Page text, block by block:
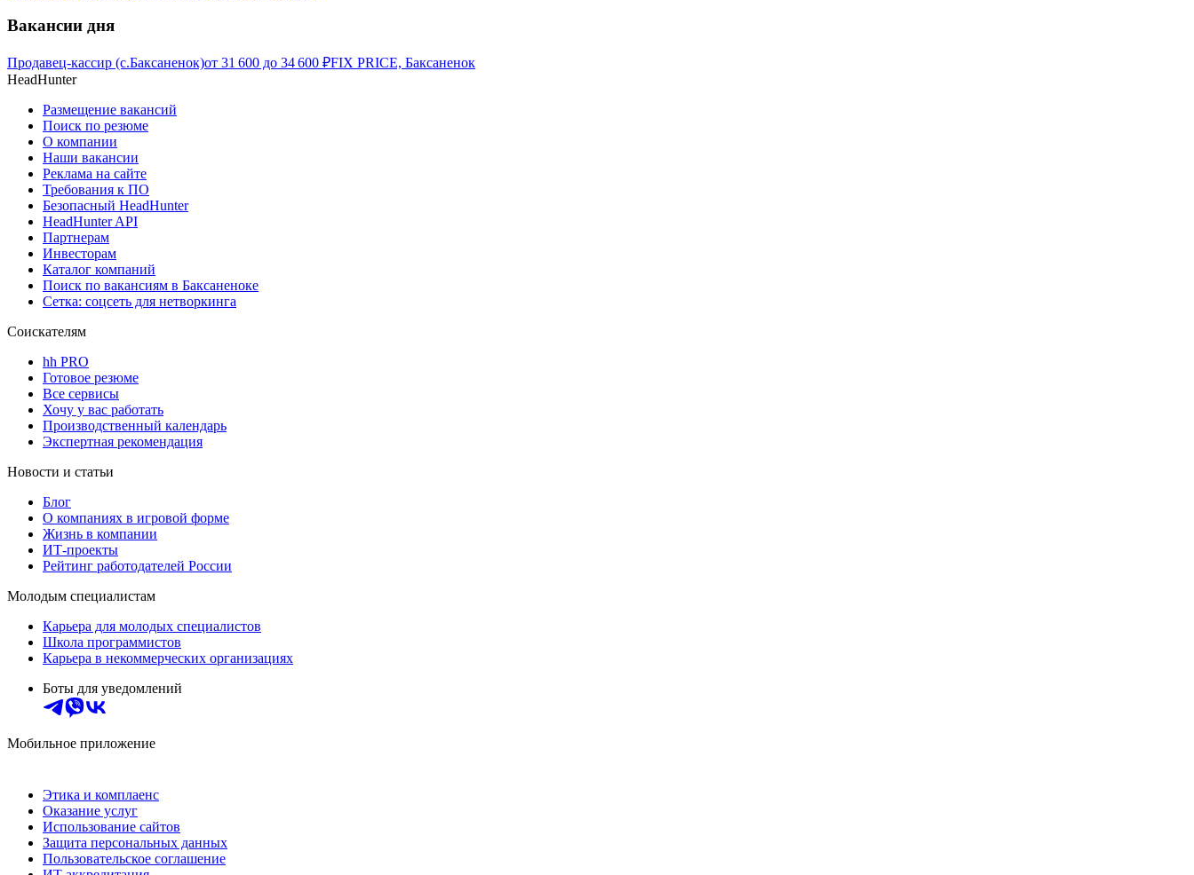
Вакансии дня
Продавец-кассир (с.Баксаненок)от 31 600 до 34 600 ₽FIX PRICE, Баксаненок
HeadHunter
Размещение вакансий
Поиск по резюме
О компании
Наши вакансии
Реклама на сайте
Требования к ПО
Безопасный HeadHunter
HeadHunter API
Партнерам
Инвесторам
Каталог компаний
Поиск по вакансиям в Баксаненоке
Сетка: соцсеть для нетворкинга
Соискателям
hh PRO
Готовое резюме
Все сервисы
Хочу у вас работать
Производственный календарь
Экспертная рекомендация
Новости и статьи
Блог
О компаниях в игровой форме
Жизнь в компании
ИТ-проекты
Рейтинг работодателей России
Молодым специалистам
Карьера для молодых специалистов
Школа программистов
Карьера в некоммерческих организациях
Боты для уведомлений
Мобильное приложение
Этика и комплаенс
Оказание услуг
Использование сайтов
Защита персональных данных
Пользовательское соглашение